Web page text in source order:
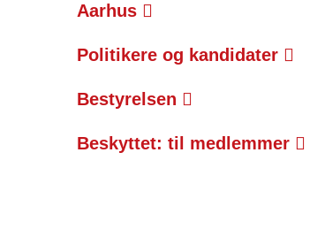
Aarhus
Politikere og kandidater
Bestyrelsen
Beskyttet: til medlemmer